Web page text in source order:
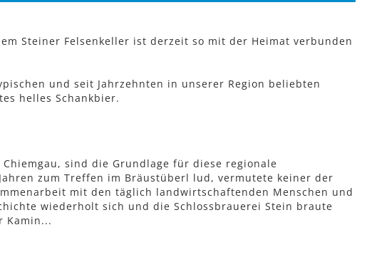
Steiner Felsenkeller ist derzeit so mit der Heimat verbunden
und seit Jahrzehnten in unserer Region beliebten
helles Schankbier.
sind die Grundlage für diese regionale
zum Treffen im Bräustüberl lud, vermutete keiner der
mit den täglich landwirtschaftenden Menschen und
wiederholt sich und die Schlossbrauerei Stein braute
Kamin...